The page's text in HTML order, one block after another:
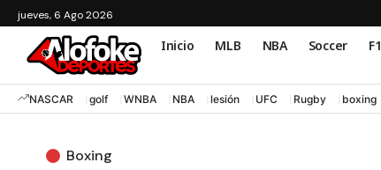
jueves, 6 Ago 2026
Inicio MLB NBA Soccer F1
NASCAR golf WNBA NBA lesión UFC Rugby boxing
Boxing